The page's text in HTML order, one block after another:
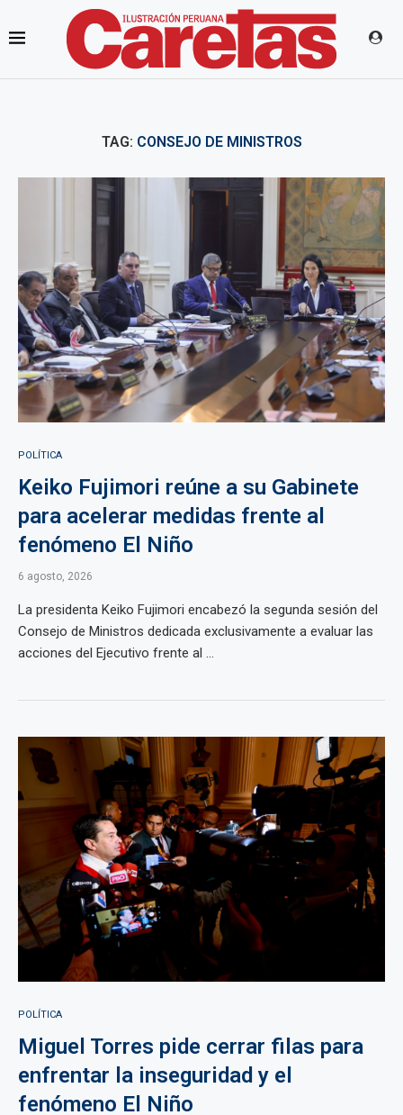
TAG: CONSEJO DE MINISTROS
POLÍTICA
Keiko Fujimori reúne a su Gabinete
para acelerar medidas frente al
fenómeno El Niño
6 agosto, 2026
La presidenta Keiko Fujimori encabezó la segunda sesión del
Consejo de Ministros dedicada exclusivamente a evaluar las
acciones del Ejecutivo frente al ...
POLÍTICA
Miguel Torres pide cerrar filas para
enfrentar la inseguridad y el
fenómeno El Niño